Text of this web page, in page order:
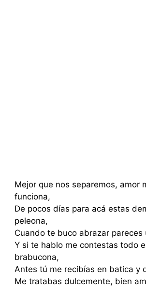
Mejor que nos separemos, amor
funciona,
De pocos días para acá estas
peleona,
Cuando te buco abrazar pareces
Y si te hablo me contestas todo
brabucona,
Antes tú me recibías en batica y
Me tratabas dulcemente, bien